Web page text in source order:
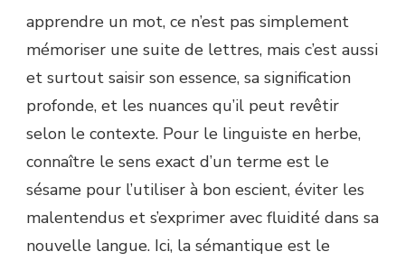
apprendre un mot, ce n’est pas simplement
mémoriser une suite de lettres, mais c’est aussi
et surtout saisir son essence, sa signification
profonde, et les nuances qu’il peut revêtir
selon le contexte. Pour le linguiste en herbe,
connaître le sens exact d’un terme est le
sésame pour l’utiliser à bon escient, éviter les
malentendus et s’exprimer avec fluidité dans sa
nouvelle langue. Ici, la sémantique est le